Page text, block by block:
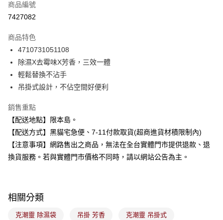
超商取貨付款
Apple Pay
街口支付
悠遊付
Google Pay
全盈+PAY
【大哥付你分期使用說明】
成交易。
4.訂單成立30分鐘內，如未前往確認交易或遇審核未通過，訂單將自動取
運送方式
全家取貨付款
商品編號
7427082
商品特色
4710731051108
除濕X去霉味X芳香，三效一體
輕鬆替換不沾手
吊掛式設計，不佔空間好便利
銷售重點
【配送地點】限本島。
【配送方式】黑貓宅急便、7-11付款取貨(超商進貨材積限制內)
【注意事項】網路售出之商品，無法在全台實體門市提供退款、退
換貨服務。若與實體門市價格不同時，請以網站公告為主。
相關分類
克潮靈 除濕袋 吊掛 芳香 克潮靈 吊掛式